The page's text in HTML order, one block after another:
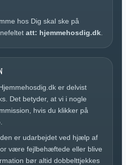
hos Dig skal ske på
att: hjemmehosdig.dk
er delvist
Det betyder, at vi i nogle
hvis du klikker på
er udarbejdet ved hjælp af
være fejlbehæftede eller blive
bør altid dobbelttjekkes